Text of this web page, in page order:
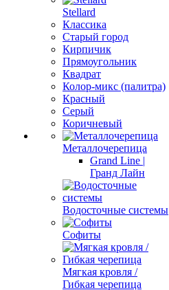
Stellard
Классика
Старый город
Кирпичик
Прямоугольник
Квадрат
Колор-микс (палитра)
Красный
Серый
Коричневый
Металлочерепица
Grand Line |
Гранд Лайн
Водосточные системы
Софиты
Мягкая кровля /
Гибкая черепица